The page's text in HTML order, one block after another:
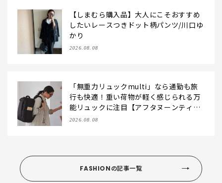
【しまむら購入品】大人にこそおすすめ
したいレースつきドット柄パンツ/川口ゆ
かり
2026.08.08
「無重力リュックmulti」なら通勤も旅
行も快適！重い荷物が軽く感じられる万
能リュックに注目【アフタヌーンティ
ー・リビング】
2026.08.08
FASHIONの記事一覧